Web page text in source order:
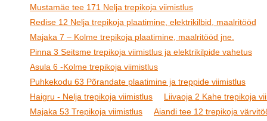
Mustamäe tee 171 Nelja trepikoja viimistlus
Redise 12 Nelja trepikoja plaatimine, elektrikilbid, maalritööd
Majaka 7 – Kolme trepikoja plaatimine, maalritööd jne.
Pinna 3 Seitsme trepikoja viimistlus ja elektrikilpide vahetus
Asula 6 -Kolme trepikoja viimistlus
Puhkekodu 63 Põrandate plaatimine ja treppide viimistlus
Haigru - Nelja trepikoja viimistlus
Liivaoja 2 Kahe trepikoja
Majaka 53 Trepikoja viimistlus
Aiandi tee 12 trepikoja